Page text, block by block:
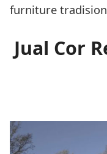
furniture
Jual Cor